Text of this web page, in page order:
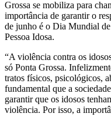
Grossa se mobiliza para
importância de garantir o
de junho é o Dia Mundial
Pessoa Idosa.
“A violência contra os
só Ponta Grossa.
tratos físicos, psicológicos,
fundamental que a
garantir que os idosos
violência. Por isso, a